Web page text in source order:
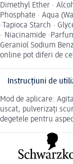
Dimethyl Ether ·
Phosphate · Aqua
·Tapioca Starch ·
· Niacinamide
Geraniol Sodium
online pot diferi de
Instrucțiuni de
Mod de aplicare:
uscat, pulverizați
degetele pentru